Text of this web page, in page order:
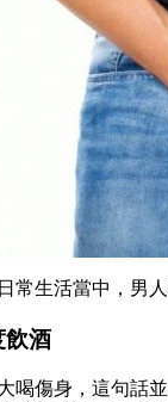
常生活當中，男
飲酒
喝傷身，這句話